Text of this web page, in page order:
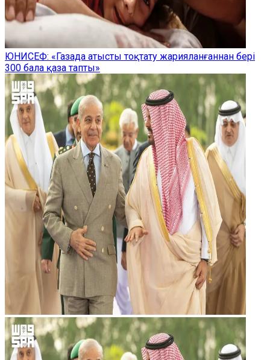
ЮНИСЕФ: «Газада атысты тоқтату жарияланғаннан бері
300 бала қаза тапты»